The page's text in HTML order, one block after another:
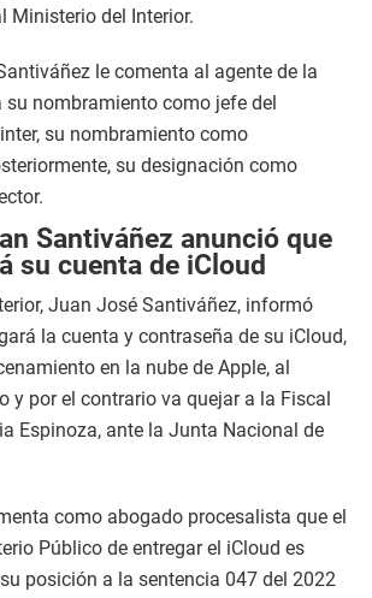
Ministerio del Interior.
le comenta al agente de la
su nombramiento como jefe del
su nombramiento como
su designación como
Santiváñez anunció que
su cuenta de iCloud
Juan José Santiváñez, informó
la cuenta y contraseña de su iCloud,
en la nube de Apple, al
y por el contrario va quejar a la Fiscal
Espinoza, ante la Junta Nacional de
como abogado procesalista que el
Público de entregar el iCloud es
posición a la sentencia 047 del 2022